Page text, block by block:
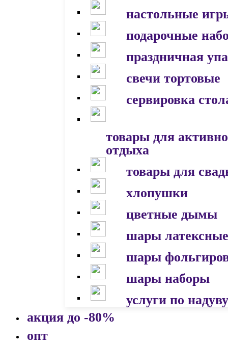
настольные
подарочные
праздничная
свечи тортовые
сервировка
товары для
отдыха
товары для
хлопушки
цветные дымы
шары латексные
шары
шары наборы
услуги по надуву
акция до -80%
опт